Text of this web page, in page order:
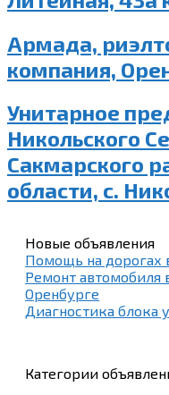
Армада,
компания,
Унитарное
Никольского
Сакмарского
области, с.
Новые объявления
Помощь на дорогах
Ремонт автомобиля
Оренбурге
Диагностика блока
Категории